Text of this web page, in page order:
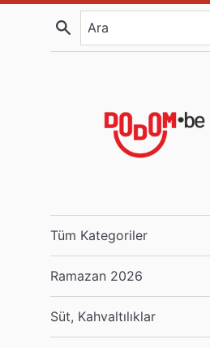
Ara
Tüm Kategoriler
Ramazan 2026
Süt, Kahvaltılıklar